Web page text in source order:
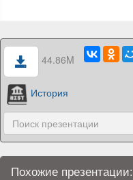
44.86M
История
Похожие презентации: